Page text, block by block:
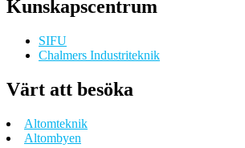
Kunskapscentrum
SIFU
Chalmers Industriteknik
Värt att besöka
Altomteknik
Altombyen